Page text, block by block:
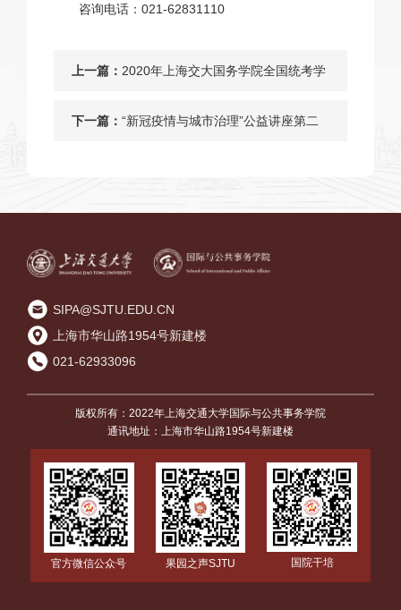
咨询电话：021-62831110
上一篇： 2020年上海交大国务学院全国统考学
术硕士研究生复试通知
下一篇： “新冠疫情与城市治理”公益讲座第二
SIPA@SJTU.EDU.CN
上海市华山路1954号新建楼
021-62933096
版权所有：2022年上海交通大学国际与公共事务学院
通讯地址：上海市华山路1954号新建楼
官方微信公众号 果园之声SJTU 国院干培